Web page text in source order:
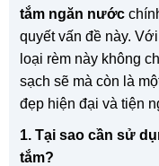
tắm ngăn nước
quyết vấn đề này.
loại rèm này không
sạch sẽ mà còn là
đẹp hiện đại và tiện
1. Tại sao cần sử
tắm?